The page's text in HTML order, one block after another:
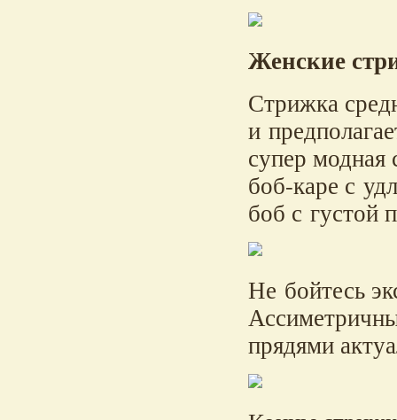
Женские
Стрижка
и
супер
боб-каре с
боб с густой
Не бойтесь
прядями